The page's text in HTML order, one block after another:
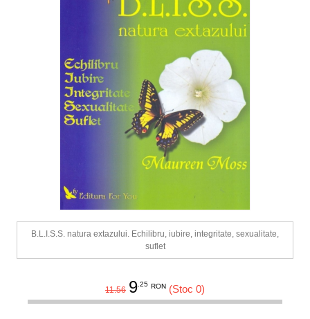
B.L.I.S.S. natura extazului. Echilibru, iubire, integritate, sexualitate,
suflet
11.56 9.25 RON (Stoc 0)